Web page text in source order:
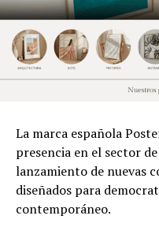
La marca española
presencia en el sector
lanzamiento de nuevas
diseñados para
contemporáneo.